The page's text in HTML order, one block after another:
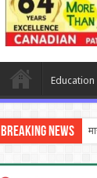
Education
Breaking News